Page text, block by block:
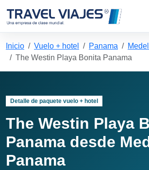
Inicio Vuelo + hotel Panama
The Westin Playa Bonita Panama
Detalle de paquete vuelo + hotel
The Westin Playa
Panama desde
Panama